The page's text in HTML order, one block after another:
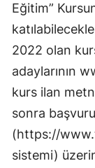
Eğitim”
2022 olan
adaylarının
kurs ilan
sonra
(https://
sistemi)